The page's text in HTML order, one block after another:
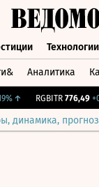
Технологии
Аналитика
↑ RGBITR 776,49
динамика,